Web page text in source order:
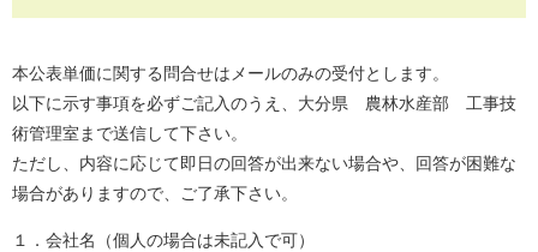
本公表単価に関する問合せはメールのみの受付とします。
以下に示す事項を必ずご記入のうえ、大分県 農林水産部 工事技
術管理室まで送信して下さい。
ただし、内容に応じて即日の回答が出来ない場合や、回答が困難な
場合がありますので、ご了承下さい。
１．会社名（個人の場合は未記入で可）